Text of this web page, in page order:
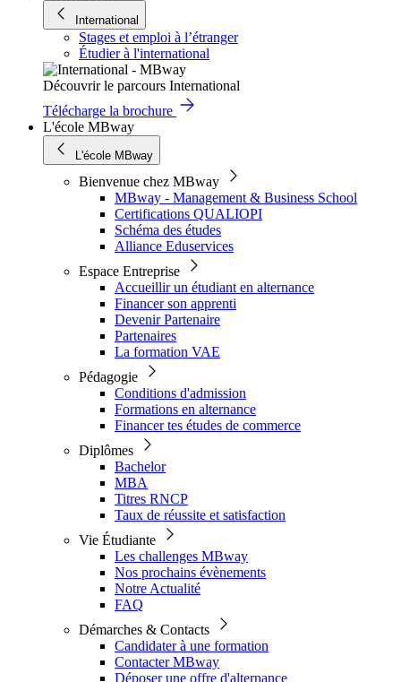
International
Stages et emploi à l’étranger
Étudier à l'international
Découvrir le parcours International
Télécharge la brochure
L'école MBway
L'école MBway
Bienvenue chez MBway
MBway - Management & Business School
Certifications QUALIOPI
Schéma des études
Alliance Eduservices
Espace Entreprise
Accueillir un étudiant en alternance
Financer son apprenti
Devenir Partenaire
Partenaires
La formation VAE
Pédagogie
Conditions d'admission
Formations en alternance
Financer tes études de commerce
Diplômes
Bachelor
MBA
Titres RNCP
Taux de réussite et satisfaction
Vie Étudiante
Les challenges MBway
Nos prochains évènements
Notre Actualité
FAQ
Démarches & Contacts
Candidater à une formation
Contacter MBway
Déposer une offre d'alternance